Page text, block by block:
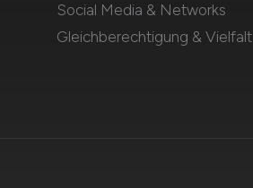
Social Media & Networks
Gleichberechtigung & Vielfalt